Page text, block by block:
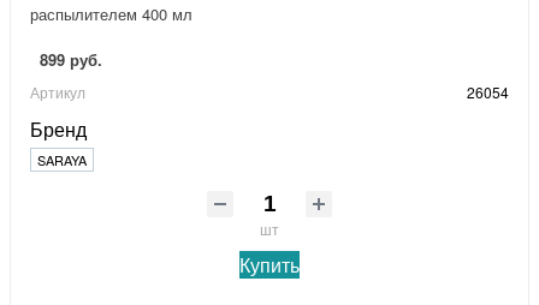
распылителем 400 мл
899 руб.
Артикул 26054
Бренд
SARAYA
шт
Купить